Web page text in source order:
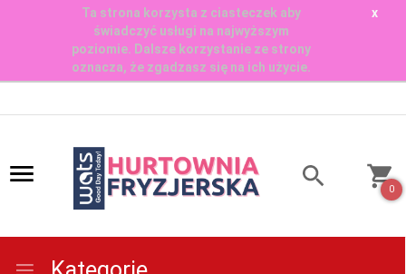
Ta strona korzysta z ciasteczek aby
świadczyć usługi na najwyższym
poziomie. Dalsze korzystanie ze strony
oznacza, że zgadzasz się na ich użycie.
x
0